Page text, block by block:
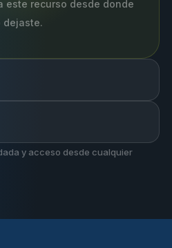
este recurso desde donde
dejaste.
y acceso desde cualquier